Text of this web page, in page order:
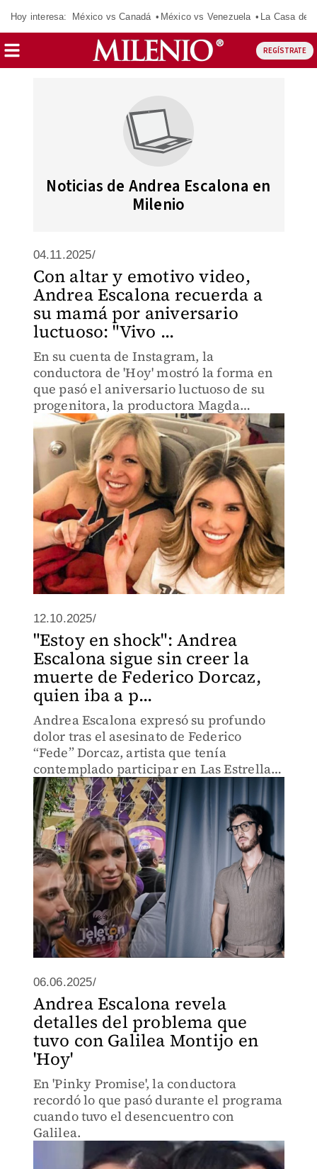
Hoy interesa: México vs Canadá México vs Venezuela La Casa de
REGÍSTRATE
Noticias de Andrea Escalona en
Milenio
04.11.2025/
Con altar y emotivo video,
Andrea Escalona recuerda a
su mamá por aniversario
luctuoso: "Vivo ...
En su cuenta de Instagram, la
conductora de 'Hoy' mostró la forma en
que pasó el aniversario luctuoso de su
progenitora, la productora Magda
Rodríguez.
12.10.2025/
"Estoy en shock": Andrea
Escalona sigue sin creer la
muerte de Federico Dorcaz,
quien iba a p...
Andrea Escalona expresó su profundo
dolor tras el asesinato de Federico
“Fede” Dorcaz, artista que tenía
contemplado participar en Las Estrellas
Bailan en Hoy. La conductora del
matutino se une al duelo del medio
artístico y comparte sus sentimientos
06.06.2025/
Andrea Escalona revela
detalles del problema que
tuvo con Galilea Montijo en
'Hoy'
En 'Pinky Promise', la conductora
recordó lo que pasó durante el programa
cuando tuvo el desencuentro con
Galilea.